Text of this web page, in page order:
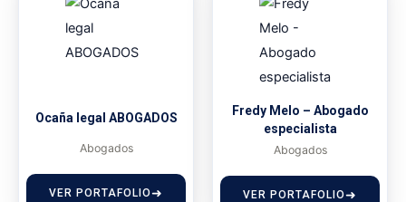
Ocaña legal ABOGADOS
Abogados
VER PORTAFOLIO
Fredy Melo – Abogado
especialista
Abogados
VER PORTAFOLIO